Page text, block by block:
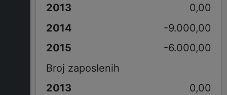
0,00
-9.000,00
-6.000,00
Broj zaposlenih
0,00